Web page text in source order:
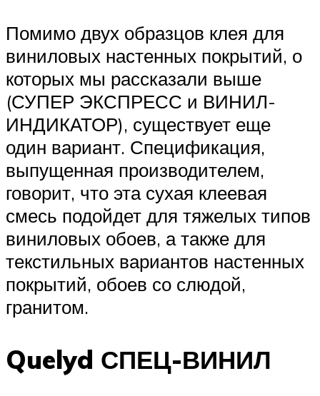
Помимо двух образцов клея для
виниловых настенных покрытий, о
которых мы рассказали выше
(СУПЕР ЭКСПРЕСС и ВИНИЛ-
ИНДИКАТОР), существует еще
один вариант. Спецификация,
выпущенная производителем,
говорит, что эта сухая клеевая
смесь подойдет для тяжелых типов
виниловых обоев, а также для
текстильных вариантов настенных
покрытий, обоев со слюдой,
гранитом.
Quelyd СПЕЦ-ВИНИЛ